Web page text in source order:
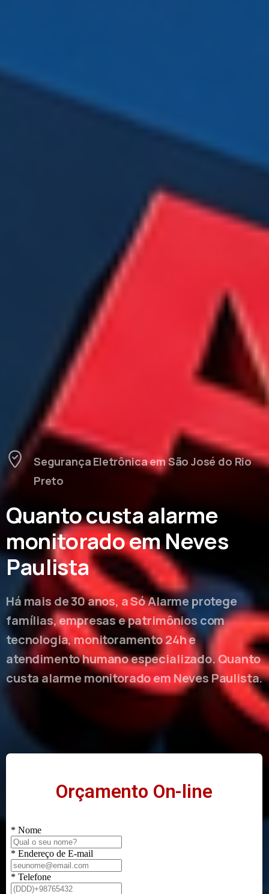
Segurança Eletrônica em São José do Rio
Preto
Quanto custa alarme
monitorado em Neves
Paulista
Há mais de 30 anos, a Só Alarme protege
famílias, empresas e patrimônios com
tecnologia, monitoramento 24h e
atendimento humano especializado. Quanto
custa alarme monitorado em Neves Paulista.
Orçamento On-line